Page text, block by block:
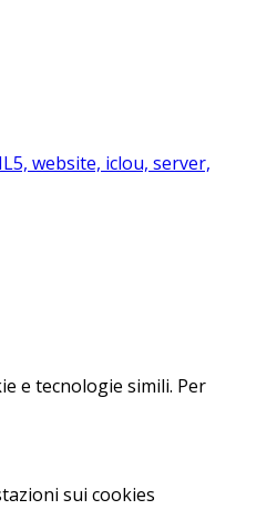
website, iclou, server,
e tecnologie simili. Per
sui cookies